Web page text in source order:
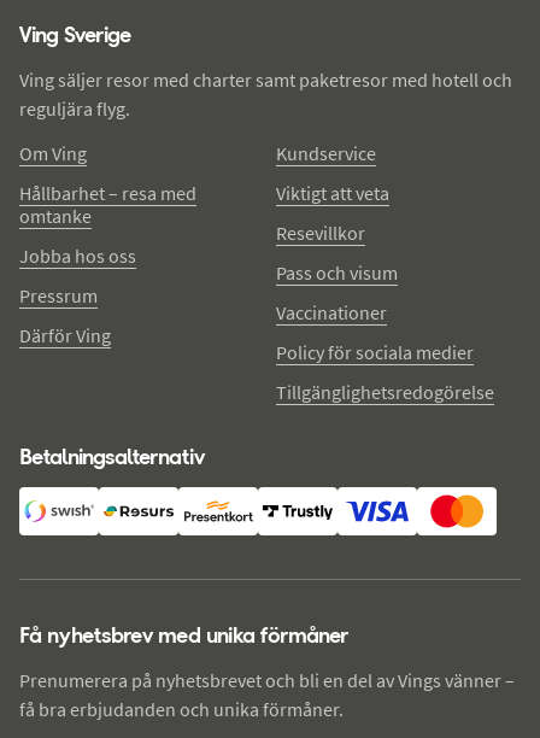
Ving Sverige
Ving säljer resor med charter samt paketresor med hotell och
reguljära flyg.
Om Ving
Hållbarhet – resa med
omtanke
Jobba hos oss
Pressrum
Därför Ving
Kundservice
Viktigt att veta
Resevillkor
Pass och visum
Vaccinationer
Policy för sociala medier
Tillgänglighetsredogörelse
Betalningsalternativ
Få nyhetsbrev med unika förmåner
Prenumerera på nyhetsbrevet och bli en del av Vings vänner –
få bra erbjudanden och unika förmåner.